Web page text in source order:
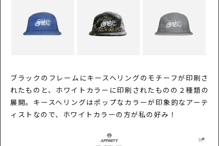
ブラックのフレームにキースヘリングのモチーフが印刷さ
れたものと、ホワイトカラーに印刷されたものの２種類の
展開。キースヘリングはポップなカラーが印象的なアーテ
ィストなので、ホワイトカラーの方が私の好み！